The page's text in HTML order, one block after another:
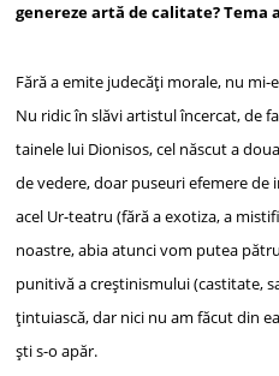
genereze artă de calitate?
Fără a emite judecăți morale, nu
Nu ridic în slăvi artistul încercat, de
tainele lui Dionisos, cel născut a
de vedere, doar puseuri efemere
acel Ur-teatru (fără a exotiza, a
noastre, abia atunci vom putea
punitivă a creștinismului (castitate,
țintuiască, dar nici nu am făcut din
ști s-o apăr.